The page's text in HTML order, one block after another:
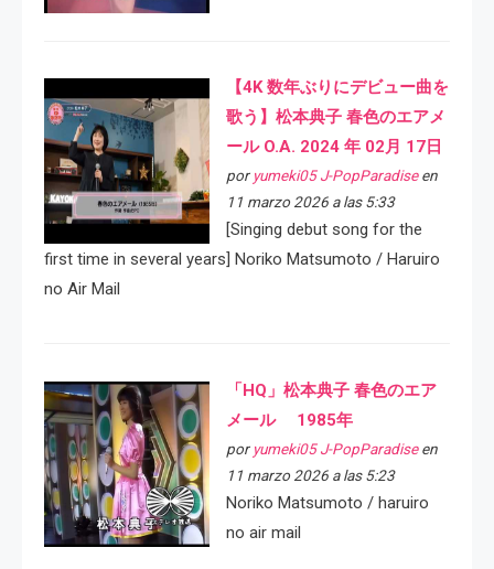
【4K 数年ぶりにデビュー曲を
歌う】松本典子 春色のエアメ
ール O.A. 2024 年 02月 17日
por yumeki05 J-PopParadiseen
11 marzo 2026 a las 5:33
[Singing debut song for the
first time in several years] Noriko Matsumoto / Haruiro
no Air Mail
「HQ」松本典子 春色のエア
メール 1985年
por yumeki05 J-PopParadiseen
11 marzo 2026 a las 5:23
Noriko Matsumoto / haruiro
no air mail